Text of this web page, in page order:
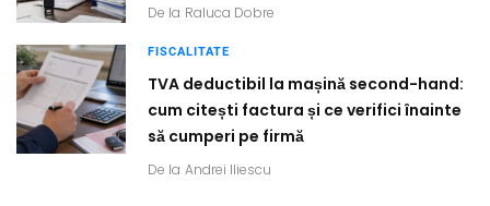
De la Raluca Dobre
FISCALITATE
TVA deductibil la mașină second-hand:
cum citești factura și ce verifici înainte
să cumperi pe firmă
De la Andrei Iliescu